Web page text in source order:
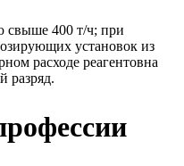
свыше 400 т/ч; при
установок из
расходе реагентовна
разряд.